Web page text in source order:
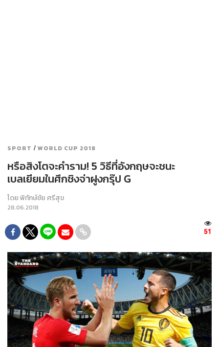
SPORT / WORLD CUP 2018
หรือสิงโตจะคำราม! 5 วิธีที่อังกฤษจะชนะ
เบลเยียมในศึกชิงจ่าฝูงกรุ๊ป G
โดยพิทักษ์ชัย ศรีสุข
28.06.2018
51